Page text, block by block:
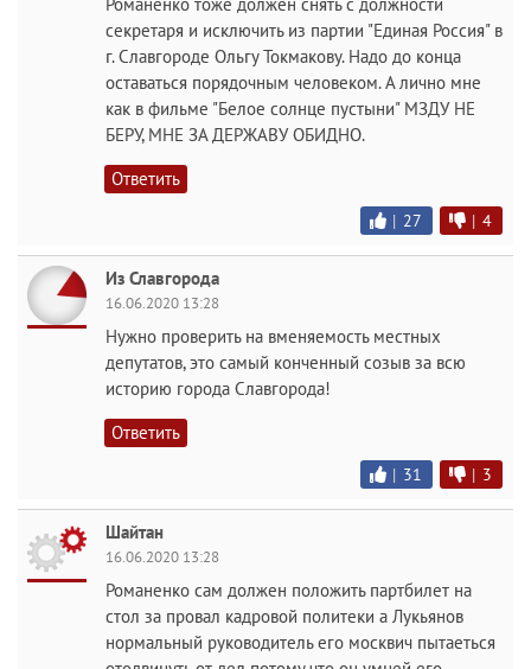
секретаря и исключить из партии "Единая Россия" в
г. Славгороде Ольгу Токмакову. Надо до конца
оставаться порядочным человеком. А лично мне
как в фильме "Белое солнце пустыни" МЗДУ НЕ
БЕРУ, МНЕ ЗА ДЕРЖАВУ ОБИДНО.
Ответить
| 27 | 4
Из Славгорода
16.06.2020 13:28
Нужно проверить на вменяемость местных
депутатов, это самый конченный созыв за всю
историю города Славгорода!
Ответить
| 31 | 3
Шайтан
16.06.2020 13:28
Романенко сам должен положить партбилет на
стол за провал кадровой политеки а Лукьянов
нормальный руководитель его москвич пытаеться